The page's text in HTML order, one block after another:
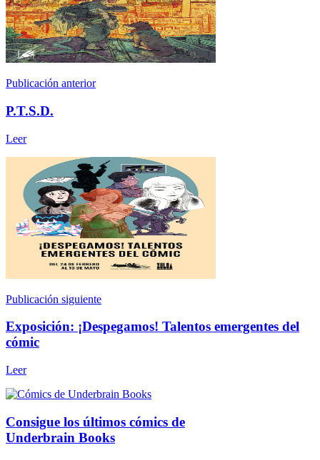
Publicación anterior
P.T.S.D.
Leer
Publicación siguiente
Exposición: ¡Despegamos! Talentos emergentes del
cómic
Leer
Consigue los últimos cómics de
Underbrain Books